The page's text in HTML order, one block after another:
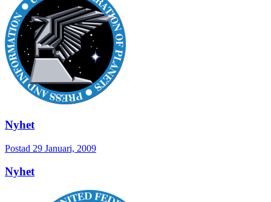
Nyhet
Postad 29 Januari, 2009
Nyhet